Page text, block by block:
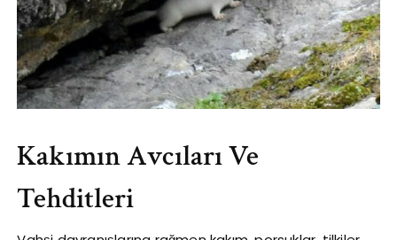
Kakımın Avcıları Ve
Tehditleri